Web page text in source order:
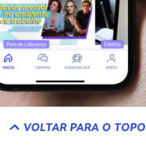
VOLTAR PARA O TOPO